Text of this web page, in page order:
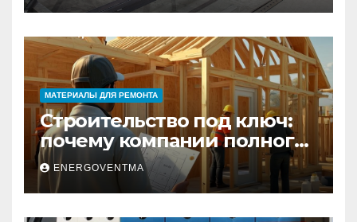
МАТЕРИАЛЫ ДЛЯ РЕМОНТА
Строительство под ключ:
почему компании полного
цикла меняют рынок
недвижимости
ENERGOVENTMA